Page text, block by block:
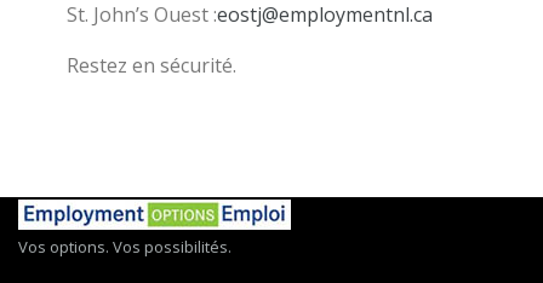
St. John’s Ouest :eostj@employmentnl.ca
Restez en sécurité.
Vos options. Vos possibilités.